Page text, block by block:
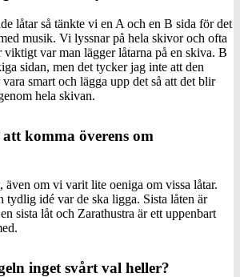
låtar så tänkte vi en A och en B sida för det
musik. Vi lyssnar på hela skivor och ofta
var man lägger låtarna på en skiva. B
sidan, men det tycker jag inte att den
smart och lägga upp det så att det blir
hela skivan.
komma överens om
även om vi varit lite oeniga om vissa låtar.
tydlig idé var de ska ligga. Sista låten är
sista låt och Zarathustra är ett uppenbart
inget svårt val heller?